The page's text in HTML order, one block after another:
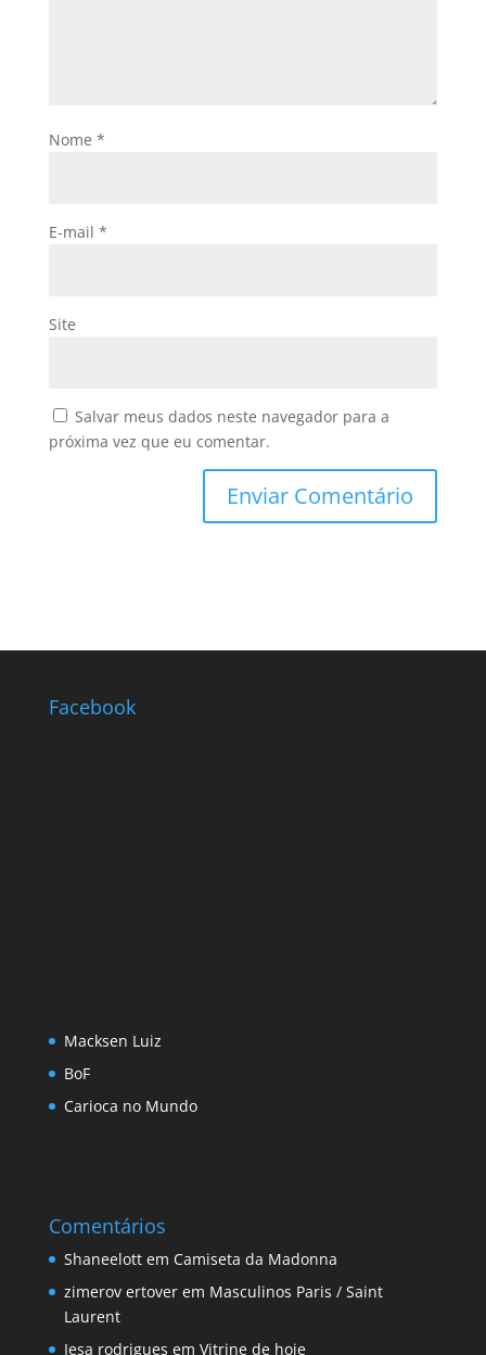
Nome *
E-mail *
Site
Salvar meus dados neste navegador para a
próxima vez que eu comentar.
Facebook
Macksen Luiz
BoF
Carioca no Mundo
Comentários
Shaneelottem Camiseta da Madonna
zimerov ertoverem Masculinos Paris / Saint
Laurent
Iesa rodrigues em Vitrine de hoje